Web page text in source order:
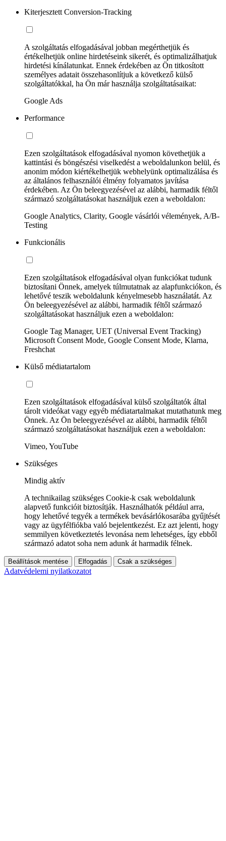
Kiterjesztett Conversion-Tracking
A szolgáltatás elfogadásával jobban megérthetjük és
értékelhetjük online hirdetéseink sikerét, és optimalizálhatjuk
hirdetési kínálatunkat. Ennek érdekében az Ön titkosított
személyes adatait összehasonlítjuk a következő külső
szolgáltatókkal, ha Ön már használja szolgáltatásaikat:
Google Ads
Performance
Ezen szolgáltatások elfogadásával nyomon követhetjük a
kattintási és böngészési viselkedést a weboldalunkon belül, és
anonim módon kiértékelhetjük webhelyünk optimalizálása és
az általános felhasználói élmény folyamatos javítása
érdekében. Az Ön beleegyezésével az alábbi, harmadik féltől
származó szolgáltatásokat használjuk ezen a weboldalon:
Google Analytics, Clarity, Google vásárlói vélemények, A/B-
Testing
Funkcionális
Ezen szolgáltatások elfogadásával olyan funkciókat tudunk
biztosítani Önnek, amelyek túlmutatnak az alapfunkciókon, és
lehetővé teszik weboldalunk kényelmesebb használatát. Az
Ön beleegyezésével az alábbi, harmadik féltől származó
szolgáltatásokat használjuk ezen a weboldalon:
Google Tag Manager, UET (Universal Event Tracking)
Microsoft Consent Mode, Google Consent Mode, Klarna,
Freshchat
Külső médiatartalom
Ezen szolgáltatások elfogadásával külső szolgáltatók által
tárolt videókat vagy egyéb médiatartalmakat mutathatunk meg
Önnek. Az Ön beleegyezésével az alábbi, harmadik féltől
származó szolgáltatásokat használjuk ezen a weboldalon:
Vimeo, YouTube
Szükséges
Mindig aktív
A technikailag szükséges Cookie-k csak weboldalunk
alapvető funkcióit biztosítják. Használhatók például arra,
hogy lehetővé tegyék a termékek bevásárlókosarába gyűjtését
vagy az ügyfélfiókba való bejelentkezést. Ez azt jelenti, hogy
semmilyen következtetés levonása nem lehetséges, így ebből
származó adatot soha nem adunk át harmadik félnek.
Beállítások mentése Elfogadás Csak a szükséges
Adatvédelemi nyilatkozatot